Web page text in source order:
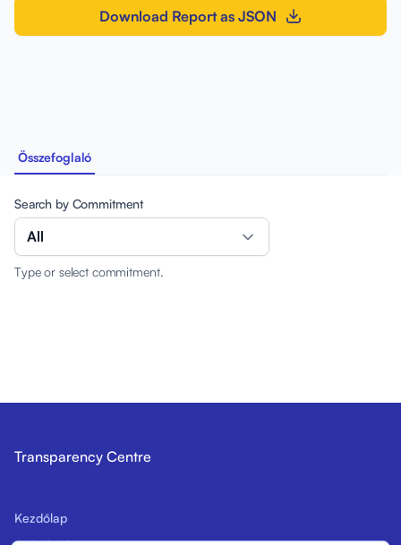
Download Report as JSON
Összefoglaló
Search by Commitment
All
Type or select commitment.
Transparency Centre
Kezdőlap